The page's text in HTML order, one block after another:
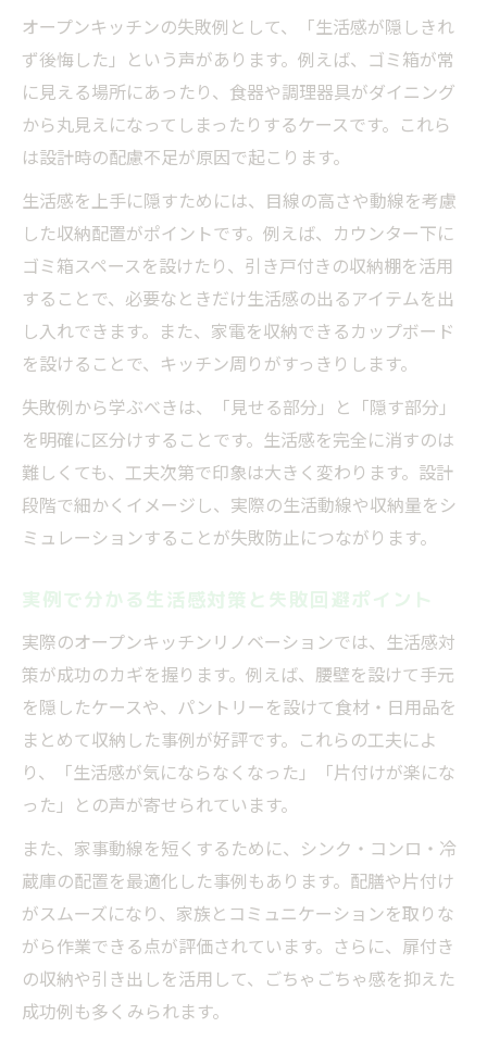
オープンキッチンの失敗例として、「生活感が隠しきれ
ず後悔した」という声があります。例えば、ゴミ箱が常
に見える場所にあったり、食器や調理器具がダイニング
から丸見えになってしまったりするケースです。これら
は設計時の配慮不足が原因で起こります。
生活感を上手に隠すためには、目線の高さや動線を考慮
した収納配置がポイントです。例えば、カウンター下に
ゴミ箱スペースを設けたり、引き戸付きの収納棚を活用
することで、必要なときだけ生活感の出るアイテムを出
し入れできます。また、家電を収納できるカップボード
を設けることで、キッチン周りがすっきりします。
失敗例から学ぶべきは、「見せる部分」と「隠す部分」
を明確に区分けすることです。生活感を完全に消すのは
難しくても、工夫次第で印象は大きく変わります。設計
段階で細かくイメージし、実際の生活動線や収納量をシ
ミュレーションすることが失敗防止につながります。
実例で分かる生活感対策と失敗回避ポイント
実際のオープンキッチンリノベーションでは、生活感対
策が成功のカギを握ります。例えば、腰壁を設けて手元
を隠したケースや、パントリーを設けて食材・日用品を
まとめて収納した事例が好評です。これらの工夫によ
り、「生活感が気にならなくなった」「片付けが楽にな
った」との声が寄せられています。
また、家事動線を短くするために、シンク・コンロ・冷
蔵庫の配置を最適化した事例もあります。配膳や片付け
がスムーズになり、家族とコミュニケーションを取りな
がら作業できる点が評価されています。さらに、扉付き
の収納や引き出しを活用して、ごちゃごちゃ感を抑えた
成功例も多くみられます。